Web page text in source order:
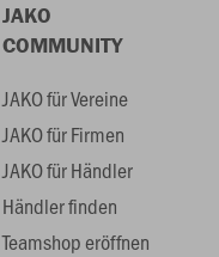
JAKO
COMMUNITY
JAKO für Vereine
JAKO für Firmen
JAKO für Händler
Händler finden
Teamshop eröffnen